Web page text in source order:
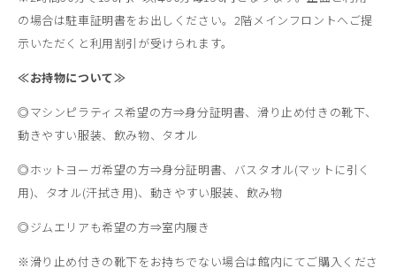
の場合は駐車証明書をお出しください。2階メインフロントへご提
示いただくと利用割引が受けられます。
≪お持物について≫
◎マシンピラティス希望の方⇒身分証明書、滑り止め付きの靴下、
動きやすい服装、飲み物、タオル
◎ホットヨーガ希望の方⇒身分証明書、バスタオル(マットに引く
用)、タオル(汗拭き用)、動きやすい服装、飲み物
◎ジムエリアも希望の方⇒室内履き
※滑り止め付きの靴下をお持ちでない場合は館内にてご購入くださ